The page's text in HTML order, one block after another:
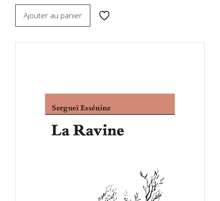
Ajouter au panier